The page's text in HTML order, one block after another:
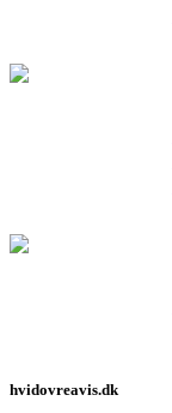
hvidovreavis.dk